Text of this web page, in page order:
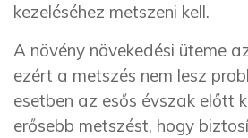
kezeléséhez metszeni kell.
A növény növekedési üteme
ezért a metszés nem lesz
esetben az esős évszak előtt
erősebb metszést, hogy